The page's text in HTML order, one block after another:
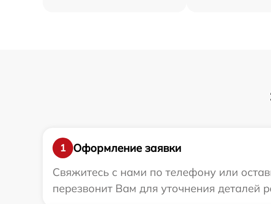
1
Оформление заявки
Свяжитесь с нами по телефону или
перезвонит Вам для уточнения деталей